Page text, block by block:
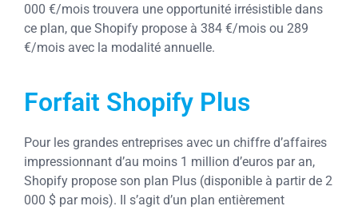
000 €/mois trouvera une opportunité irrésistible dans
ce plan, que Shopify propose à 384 €/mois ou 289
€/mois avec la modalité annuelle.
Forfait Shopify Plus
Pour les grandes entreprises avec un chiffre d’affaires
impressionnant d’au moins 1 million d’euros par an,
Shopify propose son plan Plus (disponible à partir de 2
000 $ par mois). Il s’agit d’un plan entièrement